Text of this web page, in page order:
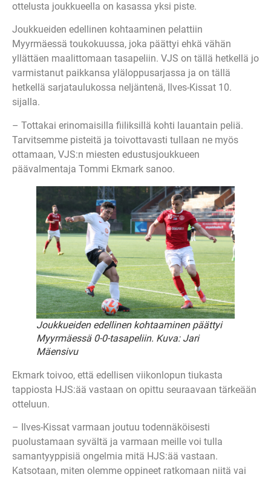
ottelusta joukkueella on kasassa yksi piste.
Joukkueiden edellinen kohtaaminen pelattiin
Myyrmäessä toukokuussa, joka päättyi ehkä vähän
yllättäen maalittomaan tasapeliin. VJS on tällä hetkellä jo
varmistanut paikkansa yläloppusarjassa ja on tällä
hetkellä sarjataulukossa neljäntenä, Ilves-Kissat 10.
sijalla.
– Tottakai erinomaisilla fiiliksillä kohti lauantain peliä.
Tarvitsemme pisteitä ja toivottavasti tullaan ne myös
ottamaan, VJS:n miesten edustusjoukkueen
päävalmentaja Tommi Ekmark sanoo.
Joukkueiden edellinen kohtaaminen päättyi
Myyrmäessä 0-0-tasapeliin. Kuva: Jari
Mäensivu
Ekmark toivoo, että edellisen viikonlopun tiukasta
tappiosta HJS:ää vastaan on opittu seuraavaan tärkeään
otteluun.
– Ilves-Kissat varmaan joutuu todennäköisesti
puolustamaan syvältä ja varmaan meille voi tulla
samantyyppisiä ongelmia mitä HJS:ää vastaan.
Katsotaan, miten olemme oppineet ratkomaan niitä vai